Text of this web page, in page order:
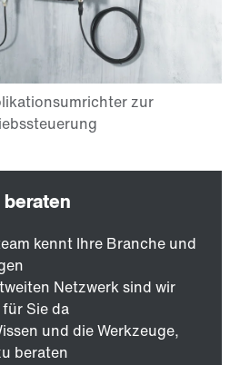
kennt Ihre Branche und
Netzwerk sind wir
Sie da
und die Werkzeuge,
beraten